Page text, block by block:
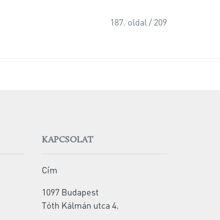
187. oldal / 209
KAPCSOLAT
Cím
1097 Budapest
Tóth Kálmán utca 4.